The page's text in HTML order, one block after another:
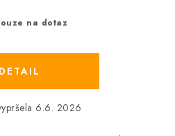
na dotaz
6.6. 2026